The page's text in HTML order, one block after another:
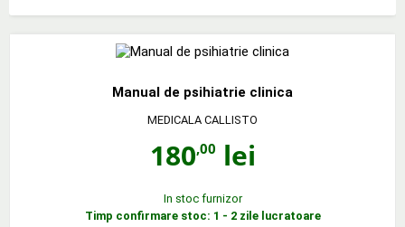
Manual de psihiatrie clinica
MEDICALA CALLISTO
180,00 lei
In stoc furnizor
Timp confirmare stoc: 1 - 2 zile lucratoare